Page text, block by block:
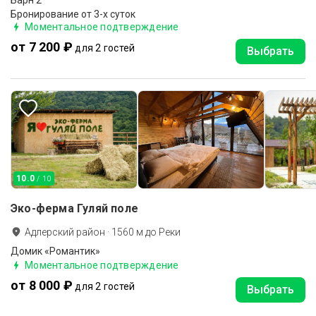
Бронирование от 3-х суток
Моментальное подтверждение
от 7 200 ₽ для 2 гостей Выбрать
10.0 / 10
Эко-ферма Гуляй поле
Адлерский район · 1560 м до Реки
Домик «Романтик»
Моментальное подтверждение
от 8 000 ₽ для 2 гостей Выбрать